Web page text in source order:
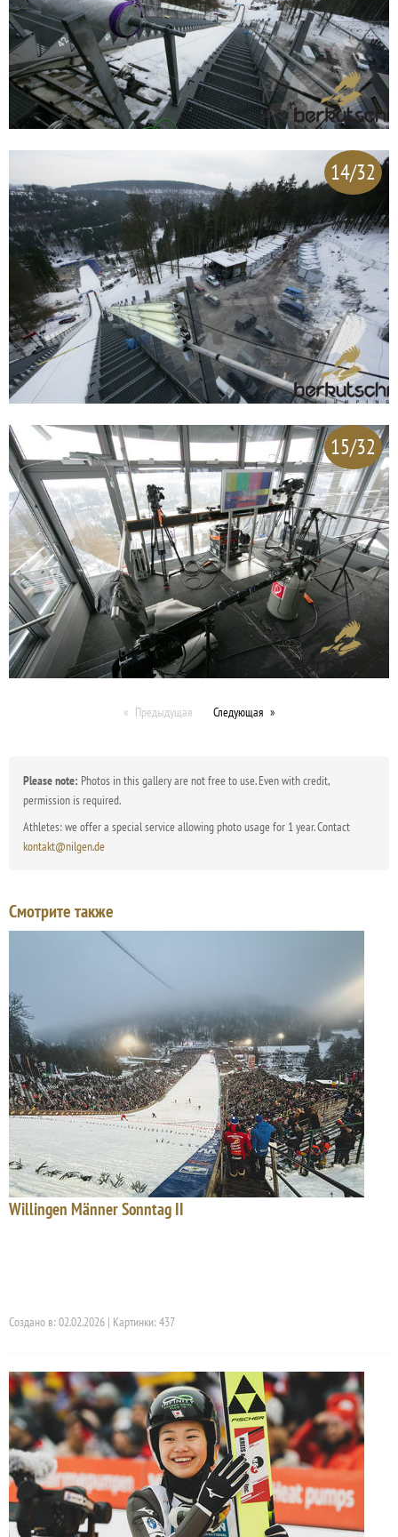
14/32
15/32
Предыдущая Следующая
Please note: Photos in this gallery are not free to use. Even with credit,
permission is required.
Athletes: we offer a special service allowing photo usage for 1 year. Contact
kontakt@nilgen.de
Смотрите также
Willingen Männer Sonntag II
Создано в: 02.02.2026 | Картинки: 437